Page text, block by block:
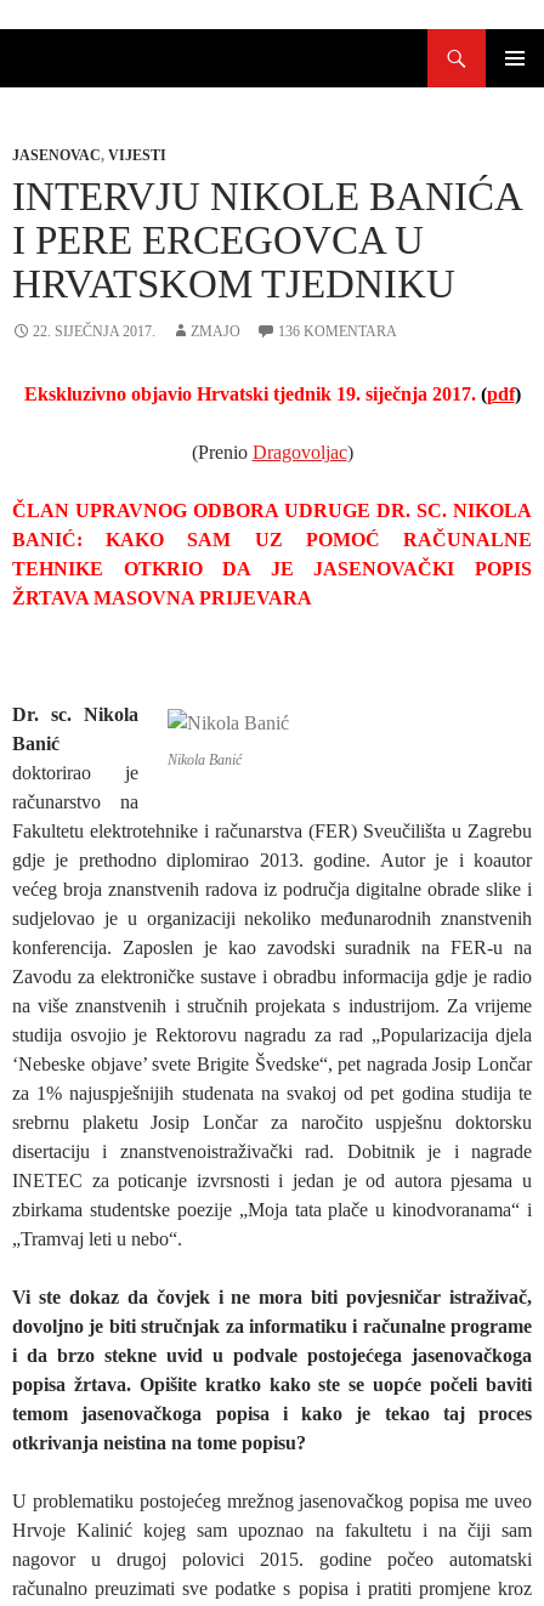
JASENOVAC, VIJESTI
INTERVJU NIKOLE BANIĆA
I PERE ERCEGOVCA U
HRVATSKOM TJEDNIKU
22. SIJEČNJA 2017. ZMAJO 136 KOMENTARA
Ekskluzivno objavio Hrvatski tjednik 19. siječnja 2017. (pdf)
(Prenio Dragovoljac)
ČLAN UPRAVNOG ODBORA UDRUGE DR. SC. NIKOLA
BANIĆ: KAKO SAM UZ POMOĆ RAČUNALNE
TEHNIKE OTKRIO DA JE JASENOVAČKI POPIS
ŽRTAVA MASOVNA PRIJEVARA
Nikola Banić
Dr. sc. Nikola
Banić
doktorirao je
računarstvo na
Fakultetu elektrotehnike i računarstva (FER) Sveučilišta u Zagrebu
gdje je prethodno diplomirao 2013. godine. Autor je i koautor
većeg broja znanstvenih radova iz područja digitalne obrade slike i
sudjelovao je u organizaciji nekoliko međunarodnih znanstvenih
konferencija. Zaposlen je kao zavodski suradnik na FER-u na
Zavodu za elektroničke sustave i obradbu informacija gdje je radio
na više znanstvenih i stručnih projekata s industrijom. Za vrijeme
studija osvojio je Rektorovu nagradu za rad „Popularizacija djela
‘Nebeske objave’ svete Brigite Švedske“, pet nagrada Josip Lončar
za 1% najuspješnijih studenata na svakoj od pet godina studija te
srebrnu plaketu Josip Lončar za naročito uspješnu doktorsku
disertaciju i znanstvenoistraživački rad. Dobitnik je i nagrade
INETEC za poticanje izvrsnosti i jedan je od autora pjesama u
zbirkama studentske poezije „Moja tata plače u kinodvoranama“ i
„Tramvaj leti u nebo“.
Vi ste dokaz da čovjek i ne mora biti povjesničar istraživač,
dovoljno je biti stručnjak za informatiku i računalne programe
i da brzo stekne uvid u podvale postojećega jasenovačkoga
popisa žrtava. Opišite kratko kako ste se uopće počeli baviti
temom jasenovačkoga popisa i kako je tekao taj proces
otkrivanja neistina na tome popisu?
U problematiku postojećeg mrežnog jasenovačkog popisa me uveo
Hrvoje Kalinić kojeg sam upoznao na fakultetu i na čiji sam
nagovor u drugoj polovici 2015. godine počeo automatski
računalno preuzimati sve podatke s popisa i pratiti promjene kroz